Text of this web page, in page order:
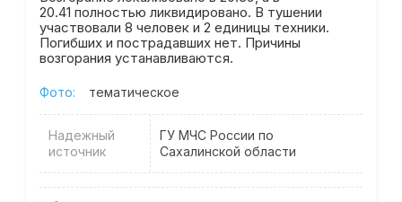
20.41 полностью ликвидировано. В тушении
участвовали 8 человек и 2 единицы техники.
Погибших и пострадавших нет. Причины
возгорания устанавливаются.
Фото: тематическое
Надежный
источник
ГУ МЧС России по
Сахалинской области